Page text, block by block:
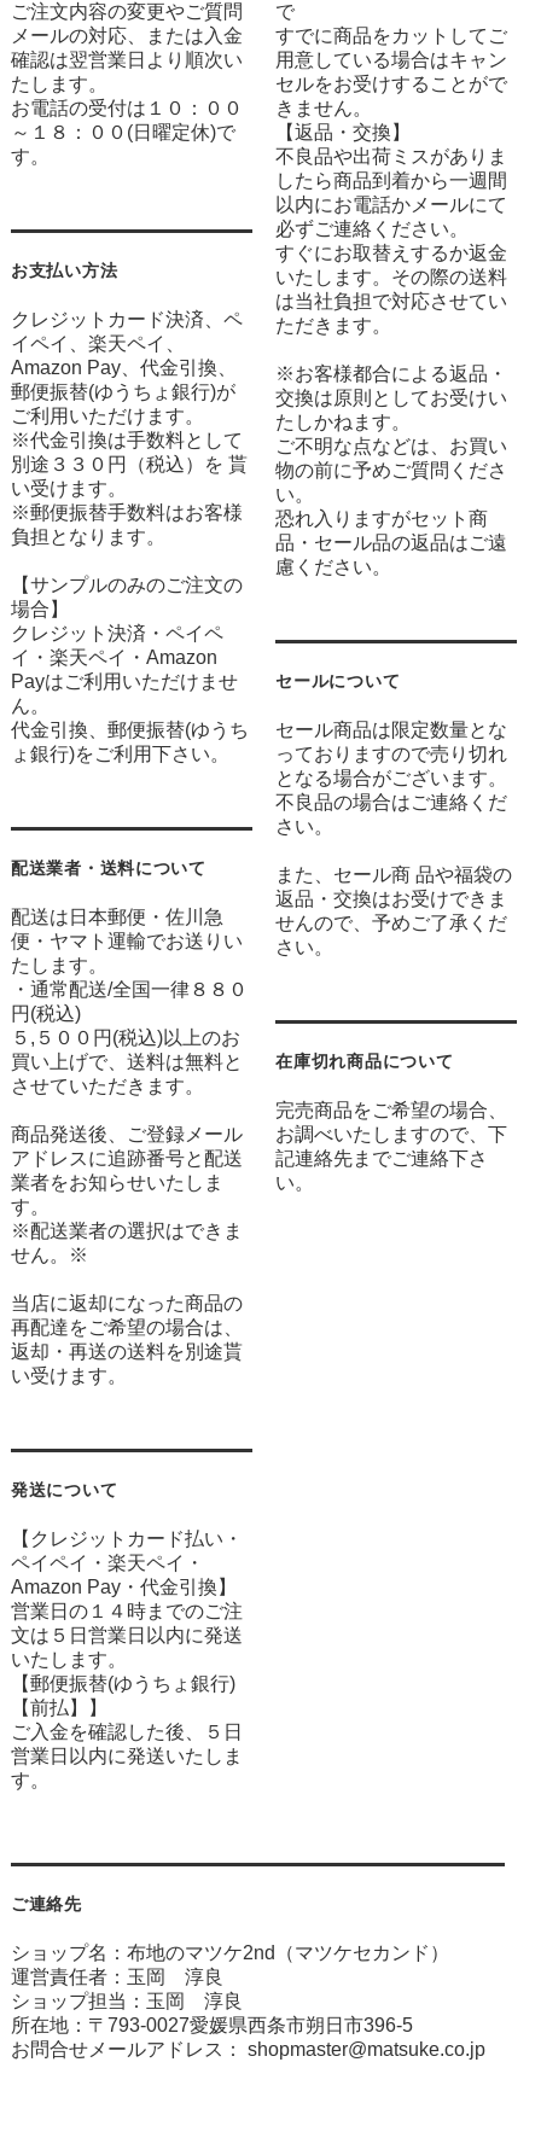
ご注文内容の変更やご質問
メールの対応、または入金
確認は翌営業日より順次い
たします。
お電話の受付は１０：００
～１８：００(日曜定休)で
す。
お支払い方法
クレジットカード決済、ペ
イペイ、楽天ペイ、
Amazon Pay、代金引換、
郵便振替(ゆうちょ銀行)が
ご利用いただけます。
※代金引換は手数料として
別途３３０円（税込）を 貰
い受けます。
※郵便振替手数料はお客様
負担となります。
【サンプルのみのご注文の
場合】
クレジット決済・ペイペ
イ・楽天ペイ・Amazon
Payはご利用いただけませ
ん。
代金引換、郵便振替(ゆうち
ょ銀行)をご利用下さい。
配送業者・送料について
配送は日本郵便・佐川急
便・ヤマト運輸でお送りい
たします。
・通常配送/全国一律８８０
円(税込)
５,５００円(税込)以上のお
買い上げで、送料は無料と
させていただきます。
商品発送後、ご登録メール
アドレスに追跡番号と配送
業者をお知らせいたしま
す。
※配送業者の選択はできま
せん。※
当店に返却になった商品の
再配達をご希望の場合は、
返却・再送の送料を別途貰
い受けます。
発送について
【クレジットカード払い・
ペイペイ・楽天ペイ・
Amazon Pay・ 代金引換】
営業日の１４時までのご注
文は５日営業日以内に発送
いたします。
【郵便振替(ゆうちょ銀行)
【前払】】
ご入金を確認した後、５日
営業日以内に発送いたしま
す。
で
すでに商品をカットしてご
用意している場合はキャン
セルをお受けすることがで
きません。
【返品・交換】
不良品や出荷ミスがありま
したら商品到着から一週間
以内にお電話かメールにて
必ずご連絡ください。
すぐにお取替えするか返金
いたします。その際の送料
は当社負担で対応させてい
ただきます。
※お客様都合による返品・
交換は原則としてお受けい
たしかねます。
ご不明な点などは、お買い
物の前に予めご質問くださ
い。
恐れ入りますがセット商
品・セール品の返品はご遠
慮ください。
セールについて
セール商品は限定数量とな
っておりますので売り切れ
となる場合がございます。
不良品の場合はご連絡くだ
さい。
また、セール商 品や福袋の
返品・交換はお受けできま
せんので、予めご了承くだ
さい。
在庫切れ商品について
完売商品をご希望の場合、
お調べいたしますので、下
記連絡先までご連絡下さ
い。
ご連絡先
ショップ名：布地のマツケ2nd（マツケセカンド）
運営責任者：玉岡 淳良
ショップ担当：玉岡 淳良
所在地：〒793-0027愛媛県西条市朔日市396-5
お問合せメールアドレス： shopmaster@matsuke.co.jp